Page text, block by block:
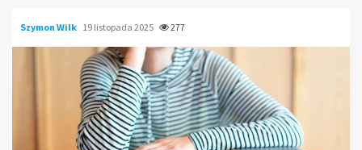
Szymon Wilk 19 listopada 2025 277